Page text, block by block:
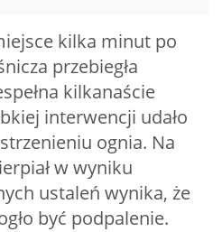
kilka minut po
przebiegła
kilkanaście
interwencji udało
ognia. Na
w wyniku
ustaleń wynika, że
być podpalenie.